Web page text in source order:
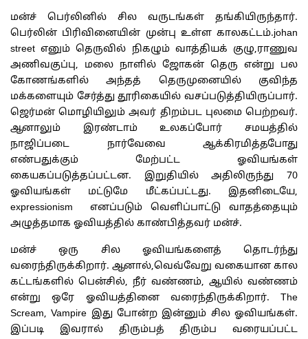
மன்ச் பெர்லினில் சில வருடங்கள் தங்கியிருந்தார்.
பெர்லின் பிரிவினையின் முன்பு உள்ள காலகட்டம்.johan
street எனும் தெருவில் நிகழும் வாத்தியக் குழு,ராணுவ
அணிவகுப்பு, மலை நாளில் ஜோகன் தெரு என்று பல
கோணங்களில் அந்தத் தெருமுனையில் குவிந்த
மக்களையும் சேர்த்து தூரிகையில் வசப்படுத்தியிருப்பார்.
ஜெர்மன் மொழியிலும் அவர் திறம்பட புலமை பெற்றவர்.
ஆனாலும் இரண்டாம் உலகப்போர் சமயத்தில்
நாஜிப்படை நார்வேவை ஆக்கிரமித்தபோது
எண்பதுக்கும் மேற்பட்ட ஓவியங்கள்
கையகப்படுத்தப்பட்டன. இறுதியில் அதிலிருந்து 70
ஓவியங்கள் மட்டுமே மீட்கப்பட்டது. இதனிடையே,
expressionism எனப்படும் வெளிப்பாட்டு வாதத்தையும்
அழுத்தமாக ஓவியத்தில் காண்பித்தவர் மன்ச்.
மன்ச் ஒரு சில ஓவியங்களைத் தொடர்ந்து
வரைந்திருக்கிறார். ஆனால்,வெவ்வேறு வகையான கால
கட்டங்களில் பென்சில், நீர் வண்ணம், ஆயில் வண்ணம்
என்று ஒரே ஓவியத்தினை வரைந்திருக்கிறார். The
Scream, Vampire இது போன்ற இன்னும் சில ஓவியங்கள்.
இப்படி இவரால் திரும்பத் திரும்ப வரையப்பட்ட